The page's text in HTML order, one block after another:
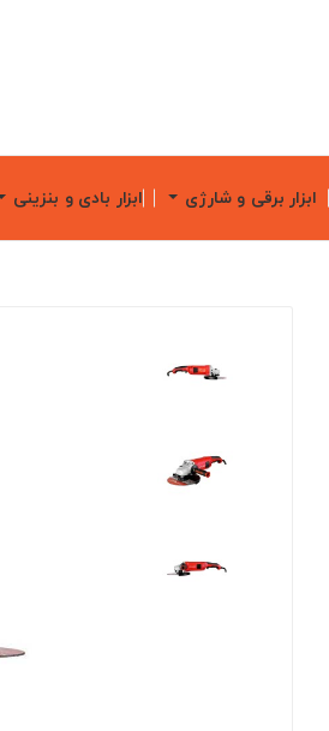
ابزار برقی و شارژی ابزار بادی و بنزینی